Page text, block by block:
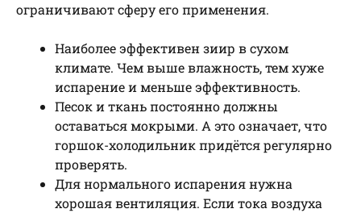
ограничивают сферу его применения.
Наиболее эффективен зиир в сухом
климате. Чем выше влажность, тем хуже
испарение и меньше эффективность.
Песок и ткань постоянно должны
оставаться мокрыми. А это означает, что
горшок-холодильник придётся регулярно
проверять.
Для нормального испарения нужна
хорошая вентиляция. Если тока воздуха